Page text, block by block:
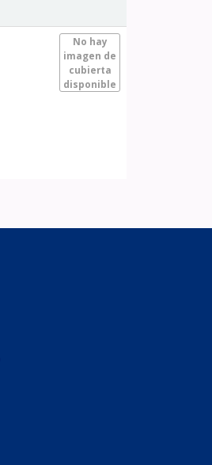
No hay
imagen de
cubierta
disponible